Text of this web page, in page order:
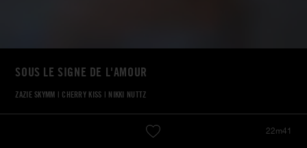
SOUS LE SIGNE DE L'AMOUR
ZAZIE SKYMM | CHERRY KISS | NIKKI NUTTZ
22m41